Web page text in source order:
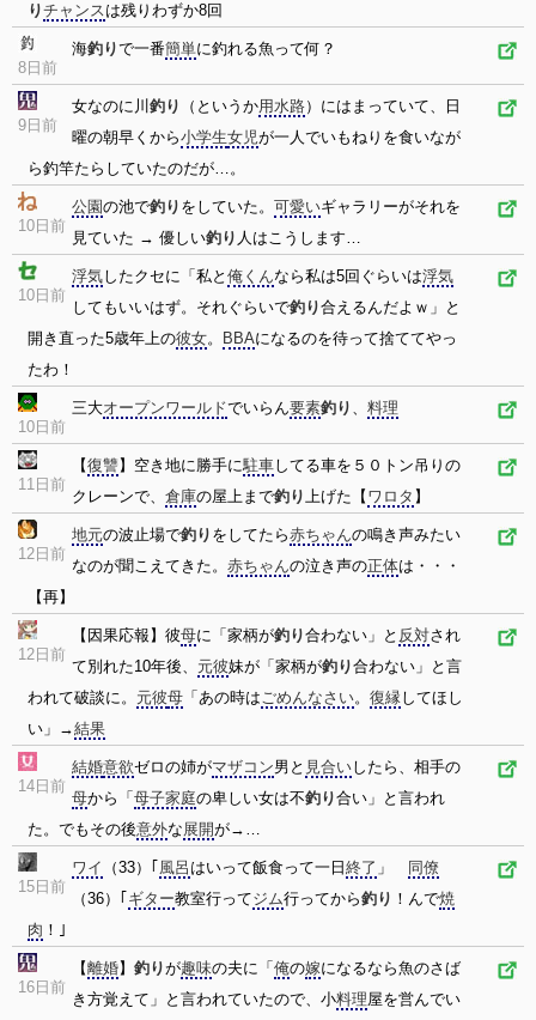
りチャンスは残りわずか8回
8日前
海釣りで一番簡単に釣れる魚って何？
9日前
女なのに川 釣り （というか用水路）にはまっていて、日
曜の朝早くから小学生女児が一人でいもねりを食いなが
ら釣竿たらしていたのだが…。
10日前
公園の池で釣り をしていた。 可愛いギャラリーがそれを
見ていた → 優しい釣り 人はこうします…
10日前
浮気したクセに「私と 俺くんなら私は5回ぐらいは浮気
してもいいはず。それぐらいで釣り合えるんだよｗ」と
開き直った5歳年上の彼女。 BBAになるのを待って捨ててやっ
たわ！
10日前
三大オープンワールドでいらん要素釣り 、 料理
11日前
【復讐 】空き地に勝手に駐車してる車を５０トン吊りの
クレーンで、 倉庫の屋上まで釣り上げた【 ワロタ 】
12日前
地元の波止場で釣り をしてたら赤ちゃんの鳴き声みたい
なのが聞こえてきた。 赤ちゃんの泣き声の正体は・・・
【再】
12日前
【因果応報】彼母に「家柄が釣り合わない」と 反対され
て別れた10年後、 元彼妹が「家柄が釣り合わない」と言
われて破談に。 元彼母 「あの時はごめんなさい。 復縁してほし
い」→結果
14日前
結婚意欲ゼロの姉がマザコン男と 見合いしたら、相手の
母から「 母子家庭の卑しい女は不釣り合い」と言われ
た。でもその後意外な展開が→…
15日前
ワイ （33）｢ 風呂 はいって飯食って一日 終了 」
同僚
（36）｢ ギター教室行ってジム行ってから釣り ！んで焼
肉 ！｣
16日前
【離婚】 釣りが趣味の夫に「 俺の嫁になるなら魚のさば
き方覚えて」と言われていたので、小料理屋を営んでい